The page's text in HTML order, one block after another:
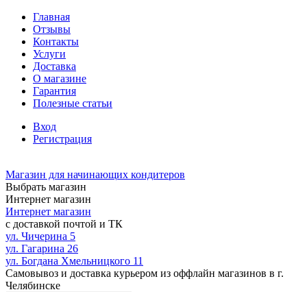
Главная
Отзывы
Контакты
Услуги
Доставка
О магазине
Гарантия
Полезные статьи
Вход
Регистрация
Магазин для начинающих кондитеров
Выбрать магазин
Интернет магазин
Интернет магазин
с доставкой почтой и ТК
ул. Чичерина 5
ул. Гагарина 26
ул. Богдана Хмельницкого 11
Самовывоз и доставка курьером из оффлайн магазинов в г.
Челябинске